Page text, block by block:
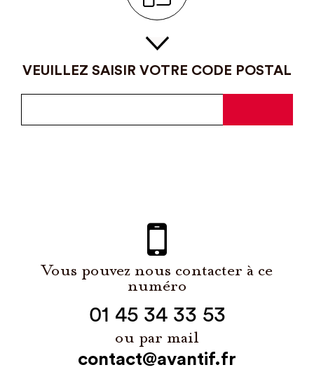
VEUILLEZ SAISIR VOTRE CODE POSTAL
Vous pouvez nous contacter à ce
numéro
01 45 34 33 53
ou par mail
contact@avantif.fr